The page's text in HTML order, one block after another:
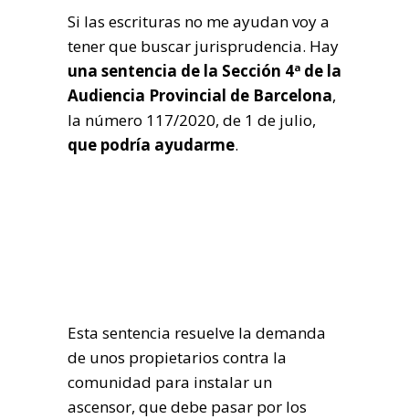
Si las escrituras no me ayudan voy a
tener que buscar jurisprudencia. Hay
una sentencia de la Sección 4ª de la
Audiencia Provincial de Barcelona,
la número 117/2020, de 1 de julio,
que podría ayudarme.
Esta sentencia resuelve la demanda
de unos propietarios contra la
comunidad para instalar un
ascensor, que debe pasar por los